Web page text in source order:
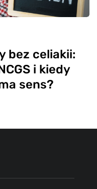
bez celiakii:
i kiedy
sens?